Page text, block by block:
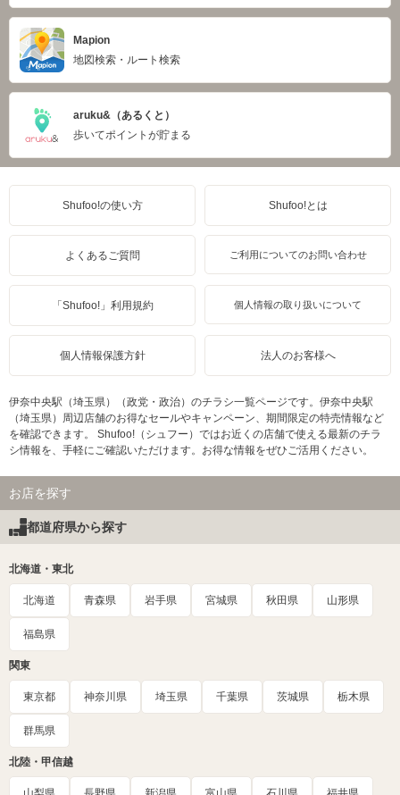
Mapion
地図検索・ルート検索
aruku&（あるくと）
歩いてポイントが貯まる
Shufoo!の使い方 Shufoo!とは
よくあるご質問 ご利用についてのお問い合わせ
「Shufoo!」利用規約 個人情報の取り扱いについて
個人情報保護方針 法人のお客様へ
伊奈中央駅（埼玉県）（政党・政治）のチラシ一覧ページです。伊奈中央駅
（埼玉県）周辺店舗のお得なセールやキャンペーン、期間限定の特売情報など
を確認できます。 Shufoo!（シュフー）ではお近くの店舗で使える最新のチラ
シ情報を、手軽にご確認いただけます。お得な情報をぜひご活用ください。
お店を探す
都道府県から探す
北海道・東北
北海道 青森県 岩手県 宮城県 秋田県 山形県
福島県
関東
東京都 神奈川県 埼玉県 千葉県 茨城県 栃木県
群馬県
北陸・甲信越